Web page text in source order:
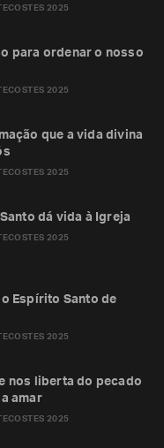
2025
2025
para ordenar o nosso
2025
que a vida divina
2025
dá vida à Igreja
2025
Espírito Santo de
2025
nos liberta do pecado
amar